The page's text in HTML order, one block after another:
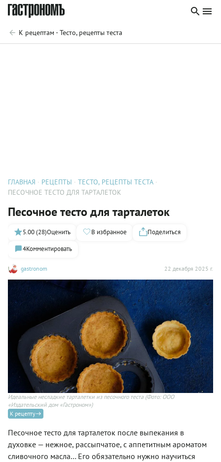
К рецептам - Тесто, рецепты теста
ГЛАВНАЯ РЕЦЕПТЫ
ТЕСТО, РЕЦЕПТЫ ТЕСТА
ПЕСОЧНОЕ ТЕСТО ДЛЯ ТАРТАЛЕТОК
Песочное тесто для тарталеток
gastronom 22 декабря 2025 г.
5.00 (28)Оценить В избранное
Поделиться
4Комментировать
Идеальные несладкие тарталетки из песочного теста (Фото: ООО
«Издательский дом «Гастроном»)
К рецепту
Песочное тесто для тарталеток после выпекания в
духовке — нежное, рассыпчатое, с аппетитным ароматом
сливочного масла… Его обязательно нужно научиться